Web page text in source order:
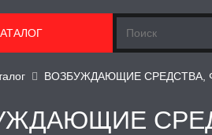
ВОЗБУЖДАЮЩИЕ